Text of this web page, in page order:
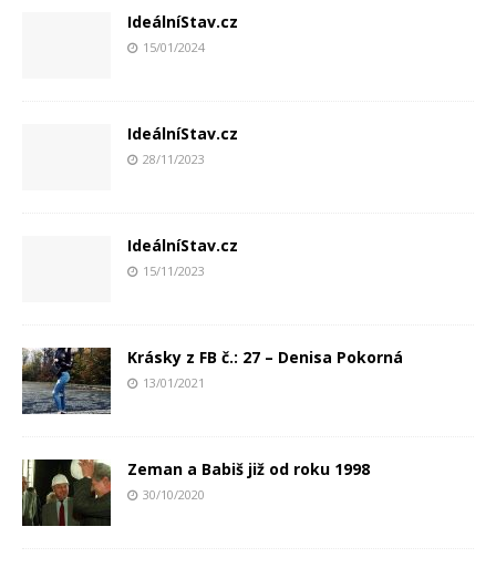
IdeálníStav.cz
15/01/2024
IdeálníStav.cz
28/11/2023
IdeálníStav.cz
15/11/2023
Krásky z FB č.: 27 – Denisa Pokorná
13/01/2021
Zeman a Babiš již od roku 1998
30/10/2020